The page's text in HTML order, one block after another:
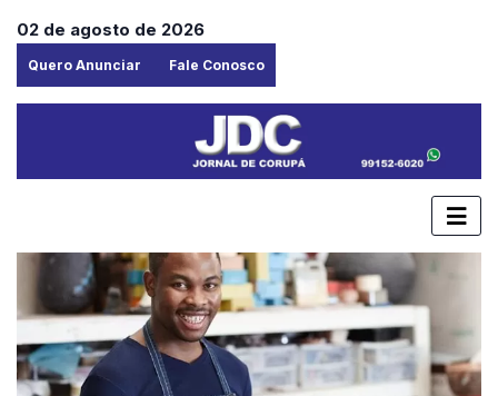
02 de agosto de 2026
Quero Anunciar Fale Conosco